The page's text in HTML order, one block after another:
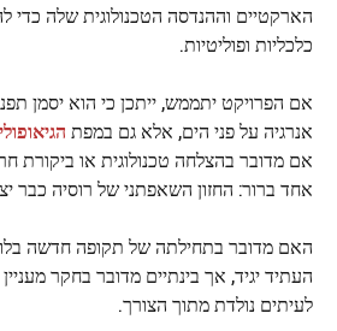
הארקטיים וההנדסה הטכנולוגית שלה כדי
כלכליות ופוליטיות.
אם הפרויקט יתממש, ייתכן כי הוא יסמן
אנרגיה על פני הים, אלא גם במפת
אם מדובר בהצלחה טכנולוגית או ביקורת
אחד ברור: החזון השאפתני של רוסיה כבר
האם מדובר בתחילתה של תקופה חדשה
העתיד יגיד, אך בינתיים מדובר בחקר
לעיתים נולדת מתוך הצורך.